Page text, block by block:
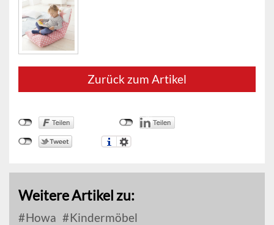
Zurück zum Artikel
Weitere Artikel zu:
Howa Kindermöbel